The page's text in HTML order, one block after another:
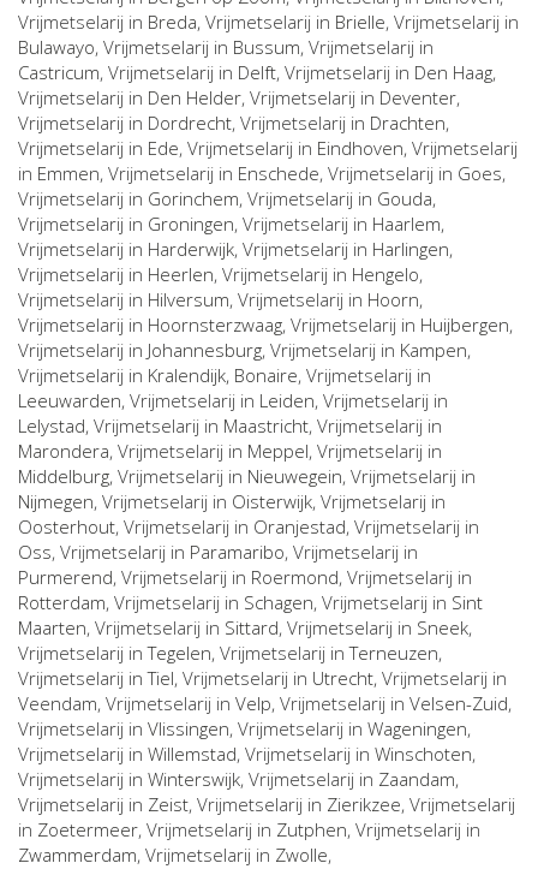
Vrijmetselarij in Breda, Vrijmetselarij in Brielle, Vrijmetselarij in
Bulawayo, Vrijmetselarij in Bussum, Vrijmetselarij in
Castricum, Vrijmetselarij in Delft, Vrijmetselarij in Den Haag,
Vrijmetselarij in Den Helder, Vrijmetselarij in Deventer,
Vrijmetselarij in Dordrecht, Vrijmetselarij in Drachten,
Vrijmetselarij in Ede, Vrijmetselarij in Eindhoven, Vrijmetselarij
in Emmen, Vrijmetselarij in Enschede, Vrijmetselarij in Goes,
Vrijmetselarij in Gorinchem, Vrijmetselarij in Gouda,
Vrijmetselarij in Groningen, Vrijmetselarij in Haarlem,
Vrijmetselarij in Harderwijk, Vrijmetselarij in Harlingen,
Vrijmetselarij in Heerlen, Vrijmetselarij in Hengelo,
Vrijmetselarij in Hilversum, Vrijmetselarij in Hoorn,
Vrijmetselarij in Hoornsterzwaag, Vrijmetselarij in Huijbergen,
Vrijmetselarij in Johannesburg, Vrijmetselarij in Kampen,
Vrijmetselarij in Kralendijk, Bonaire, Vrijmetselarij in
Leeuwarden, Vrijmetselarij in Leiden, Vrijmetselarij in
Lelystad, Vrijmetselarij in Maastricht, Vrijmetselarij in
Marondera, Vrijmetselarij in Meppel, Vrijmetselarij in
Middelburg, Vrijmetselarij in Nieuwegein, Vrijmetselarij in
Nijmegen, Vrijmetselarij in Oisterwijk, Vrijmetselarij in
Oosterhout, Vrijmetselarij in Oranjestad, Vrijmetselarij in
Oss, Vrijmetselarij in Paramaribo, Vrijmetselarij in
Purmerend, Vrijmetselarij in Roermond, Vrijmetselarij in
Rotterdam, Vrijmetselarij in Schagen, Vrijmetselarij in Sint
Maarten, Vrijmetselarij in Sittard, Vrijmetselarij in Sneek,
Vrijmetselarij inTegelen, Vrijmetselarij inTerneuzen,
Vrijmetselarij inTiel, Vrijmetselarij in Utrecht, Vrijmetselarij in
Veendam, Vrijmetselarij in Velp, Vrijmetselarij in Velsen-Zuid,
Vrijmetselarij in Vlissingen, Vrijmetselarij in Wageningen,
Vrijmetselarij in Willemstad, Vrijmetselarij in Winschoten,
Vrijmetselarij in Winterswijk, Vrijmetselarij in Zaandam,
Vrijmetselarij in Zeist, Vrijmetselarij in Zierikzee, Vrijmetselarij
in Zoetermeer, Vrijmetselarij in Zutphen, Vrijmetselarij in
Zwammerdam, Vrijmetselarij in Zwolle,